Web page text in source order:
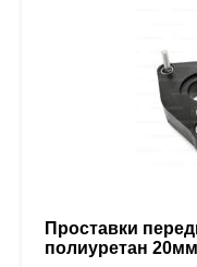
Проставки
полиуретан